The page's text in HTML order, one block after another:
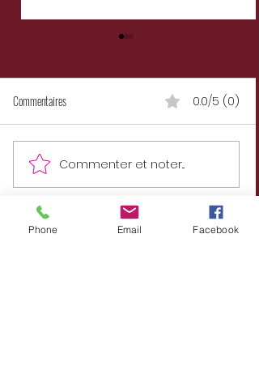
Fucking Quarantaine !
Commentaires 0.0/5 (0)
Commenter et noter...
Phone Email Facebook